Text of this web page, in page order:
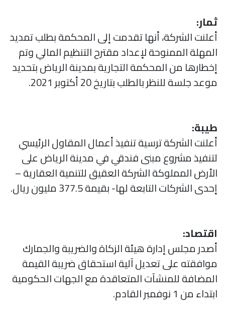
ثمار:
أعلنت الشركة، أنها تقدمت إلى المحكمة بطلب تمديد
المهلة الممنوحة لإعداد مقترح التنظيم المالي وتم
إخطارها من المحكمة التجارية بمدينة الرياض بتحديد
موعد جلسة للنظر بالطلب بتاريخ 20 أكتوبر 2021.
طيبة:
أعلنت الشركة ترسية تنفيذ أعمال المقاول الرئيسي
لتنفيذ مشروع مبنى فندقي في مدينة الرياض على
الأرض المملوكة الشركة العقيق للتنمية العقارية –
إحدى الشركات التابعة لها- بقيمة 377.5 مليون ريال.
اقتصاد:
أصدر مجلس إدارة هيئة الزكاة والضريبة والجمارك
موافقته على تعديل آلية استحقاق ضريبة القيمة
المضافة للمنشآت المتعاقدة مع الجهات الحكومية
ابتداء من 1 نوفمبر القادم.